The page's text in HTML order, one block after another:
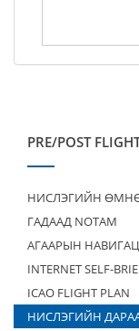
PRE/POST
НИСЛЭГИЙН
ГАДААД NOTAM
АГААРЫН
INTERNET SELF-
ICAO FLIGHT PLAN
НИСЛЭГИЙН